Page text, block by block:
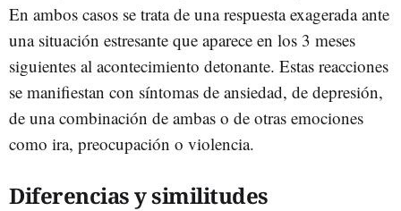
En ambos casos se trata de una respuesta exagerada ante
una situación estresante que aparece en los 3 meses
siguientes al acontecimiento detonante. Estas reacciones
se manifiestan con síntomas de ansiedad, de depresión,
de una combinación de ambas o de otras emociones
como ira, preocupación o violencia.
Diferencias y similitudes